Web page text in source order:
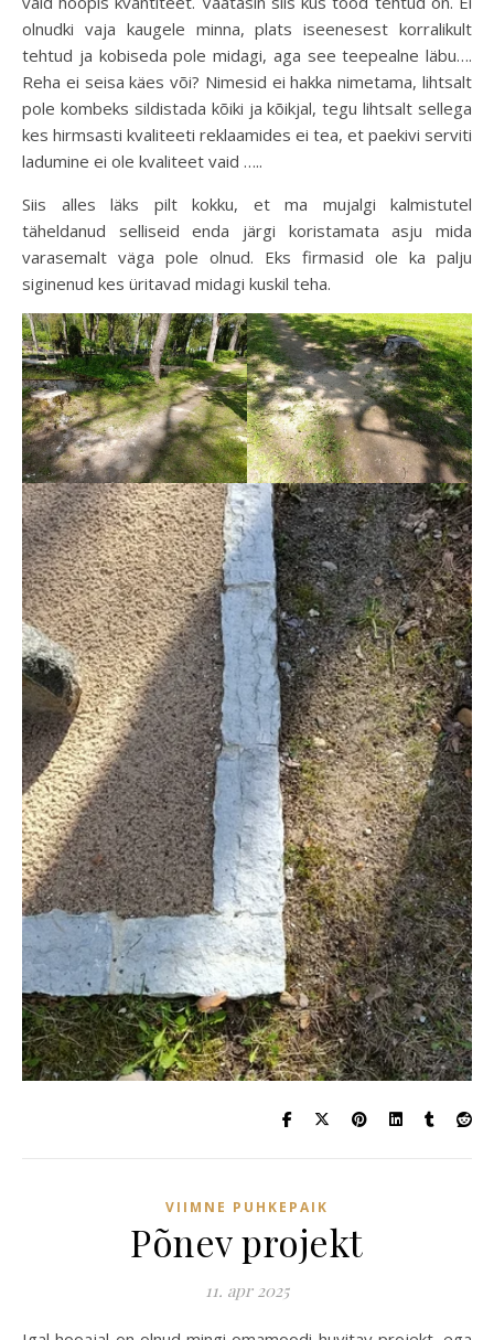
olnudki vaja kaugele minna, plats iseenesest korralikult
tehtud ja kobiseda pole midagi, aga see teepealne läbu….
Reha ei seisa käes või? Nimesid ei hakka nimetama, lihtsalt
pole kombeks sildistada kõiki ja kõikjal, tegu lihtsalt sellega
kes hirmsasti kvaliteeti reklaamides ei tea, et paekivi serviti
ladumine ei ole kvaliteet vaid …..
Siis alles läks pilt kokku, et ma mujalgi kalmistutel
täheldanud selliseid enda järgi koristamata asju mida
varasemalt väga pole olnud. Eks firmasid ole ka palju
siginenud kes üritavad midagi kuskil teha.
VIIMNE PUHKEPAIK
Põnev projekt
11. apr 2025